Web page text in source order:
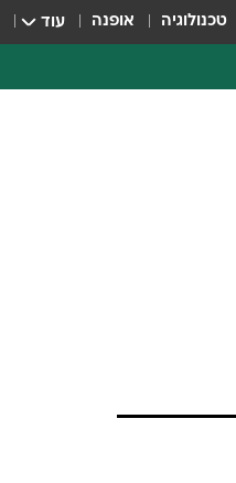
טכנולוגיה אופנה עוד